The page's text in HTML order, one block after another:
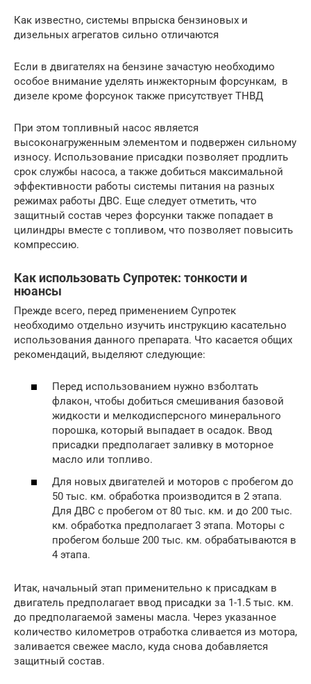
Как известно, системы впрыска бензиновых и
дизельных агрегатов сильно отличаются
Если в двигателях на бензине зачастую необходимо
особое внимание уделять инжекторным форсункам, в
дизеле кроме форсунок также присутствует ТНВД
При этом топливный насос является
высоконагруженным элементом и подвержен сильному
износу. Использование присадки позволяет продлить
срок службы насоса, а также добиться максимальной
эффективности работы системы питания на разных
режимах работы ДВС. Еще следует отметить, что
защитный состав через форсунки также попадает в
цилиндры вместе с топливом, что позволяет повысить
компрессию.
Как использовать Супротек: тонкости и
нюансы
Прежде всего, перед применением Супротек
необходимо отдельно изучить инструкцию касательно
использования данного препарата. Что касается общих
рекомендаций, выделяют следующие:
Перед использованием нужно взболтать
флакон, чтобы добиться смешивания базовой
жидкости и мелкодисперсного минерального
порошка, который выпадает в осадок. Ввод
присадки предполагает заливку в моторное
масло или топливо.
Для новых двигателей и моторов с пробегом до
50 тыс. км. обработка производится в 2 этапа.
Для ДВС с пробегом от 80 тыс. км. и до 200 тыс.
км. обработка предполагает 3 этапа. Моторы с
пробегом больше 200 тыс. км. обрабатываются в
4 этапа.
Итак, начальный этап применительно к присадкам в
двигатель предполагает ввод присадки за 1-1.5 тыс. км.
до предполагаемой замены масла. Через указанное
количество километров отработка сливается из мотора,
заливается свежее масло, куда снова добавляется
защитный состав.